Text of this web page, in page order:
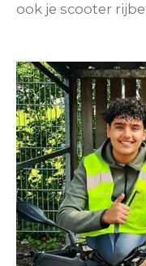
ook je scooter